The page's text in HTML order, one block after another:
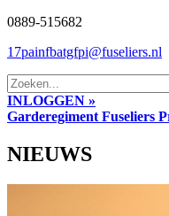
0889-515682
17painfbatgfpi@fuseliers.nl
INLOGGEN »
Garderegiment Fuseliers
NIEUWS